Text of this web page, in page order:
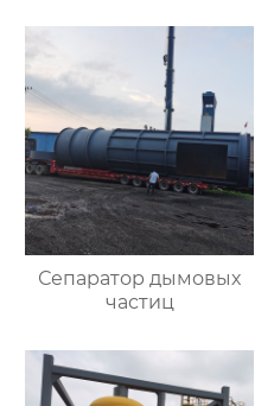
Сепаратор дымовых
частиц